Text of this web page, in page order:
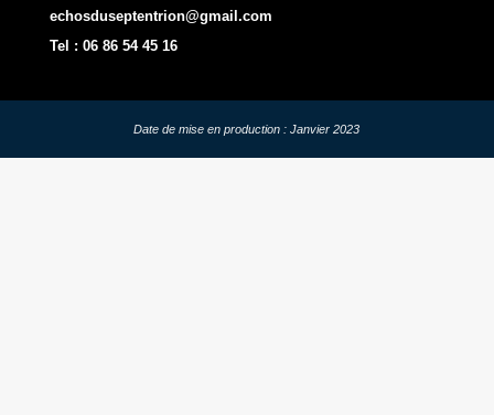
echosduseptentrion@gmail.com
Tel : 06 86 54 45 16
Date de mise en production : Janvier 2023